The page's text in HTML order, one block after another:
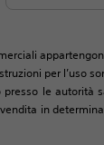
per
le
in